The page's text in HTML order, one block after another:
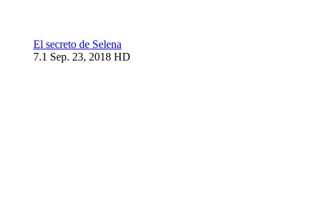
El secreto de Selena
7.1 Sep. 23, 2018 HD